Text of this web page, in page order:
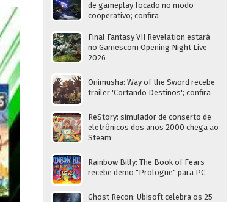
de gameplay focado no modo
cooperativo; confira
Final Fantasy VII Revelation estará
no Gamescom Opening Night Live
2026
Onimusha: Way of the Sword recebe
trailer 'Cortando Destinos'; confira
ReStory: simulador de conserto de
eletrônicos dos anos 2000 chega ao
Steam
Rainbow Billy: The Book of Fears
recebe demo "Prologue" para PC
Ghost Recon: Ubisoft celebra os 25